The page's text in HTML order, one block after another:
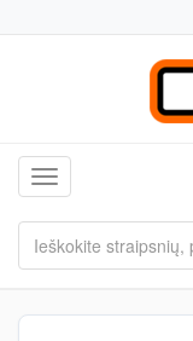
Toggle navigation